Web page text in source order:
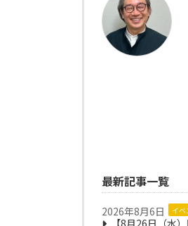
最新記事一覧
2026年8月6日 イ
【8月26日（水